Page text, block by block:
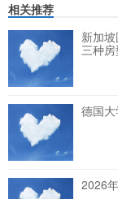
相关推荐
新加
三种
德国
2026